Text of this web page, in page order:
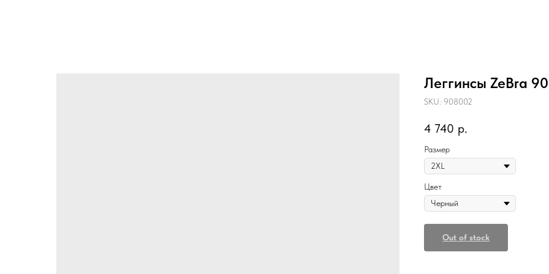
Леггинсы ZeBra
SKU: 908002
4 740 р.
Размер
Цвет
Out of stock